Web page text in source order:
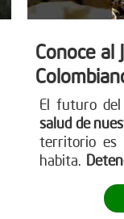
Conoce al
El futuro del
salud de
territorio es
habita.
Comenta